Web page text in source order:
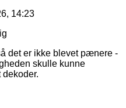
14:23
det er ikke blevet pænere -
skulle kunne
dekoder.